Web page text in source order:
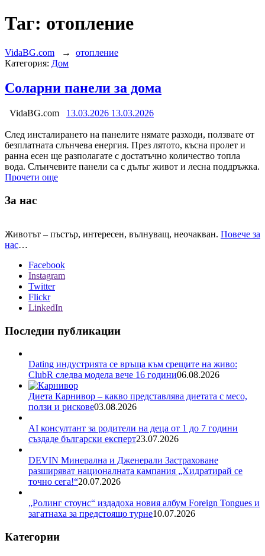
Таг: отопление
VidaBG.com → отопление
Категория: Дом
Соларни панели за дома
VidaBG.com 13.03.2026 13.03.2026
След инсталирането на панелите нямате разходи, ползвате от
безплатната слънчева енергия. През лятото, късна пролет и
ранна есен ще разполагате с достатъчно количество топла
вода. Слънчевите панели са с дълъг живот и лесна поддръжка.
Прочети още
За нас
Животът – пъстър, интересен, вълнуващ, неочакван. Повече за
нас…
Facebook
Instagram
Twitter
Flickr
LinkedIn
Последни публикации
Dating индустрията се връща към срещите на живо:
ClubR следва модела вече 16 години06.08.2026
Диета Карнивор – какво представлява диетата с месо,
ползи и рискове03.08.2026
AI консултант за родители на деца от 1 до 7 години
създаде български експерт23.07.2026
DEVIN Минерална и Дженерали Застраховане
разширяват националната кампания „Хидратирай се
точно сега!“20.07.2026
„Ролинг стоунс“ издадоха новия албум Foreign Tongues и
загатнаха за предстоящо турне10.07.2026
Категории